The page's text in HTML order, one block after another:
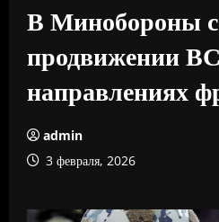
В Минобороны
продвижении
направлениях
admin
3 февраля, 2026